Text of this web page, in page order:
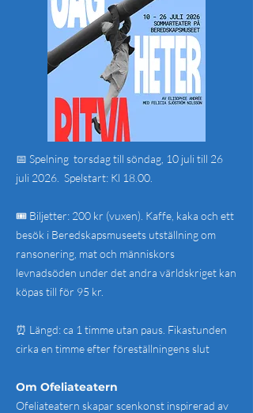
📅 Spelning torsdag till söndag, 10 juli till 26
juli 2026. Spelstart: Kl 18.00.
🎟️ Biljetter: 200 kr (vuxen). Kaffe, kaka och ett
besök i Beredskapsmuseets utställning om
ransonering, mat och människors
levnadsöden under det andra världskriget kan
köpas till för 95 kr.
⏰ Längd: ca 1 timme utan paus. Fikastunden
cirka en timme efter föreställningens slut
Om Ofeliateatern
Ofeliateatern skapar scenkonst inspirerad av